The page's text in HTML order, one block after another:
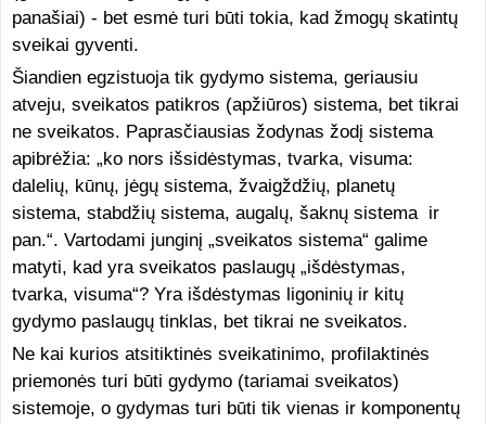
panašiai) - bet esmė turi būti tokia, kad žmogų skatintų
sveikai gyventi.
Šiandien egzistuoja tik gydymo sistema, geriausiu
atveju, sveikatos patikros (apžiūros) sistema, bet tikrai
ne sveikatos. Paprasčiausias žodynas žodį sistema
apibrėžia: „ko nors išsidėstymas, tvarka, visuma:
dalelių, kūnų, jėgų sistema, žvaigždžių, planetų
sistema, stabdžių sistema, augalų, šaknų sistema ir
pan.“. Vartodami junginį „sveikatos sistema“ galime
matyti, kad yra sveikatos paslaugų „išdėstymas,
tvarka, visuma“? Yra išdėstymas ligoninių ir kitų
gydymo paslaugų tinklas, bet tikrai ne sveikatos.
Ne kai kurios atsitiktinės sveikatinimo, profilaktinės
priemonės turi būti gydymo (tariamai sveikatos)
sistemoje, o gydymas turi būti tik vienas ir komponentų